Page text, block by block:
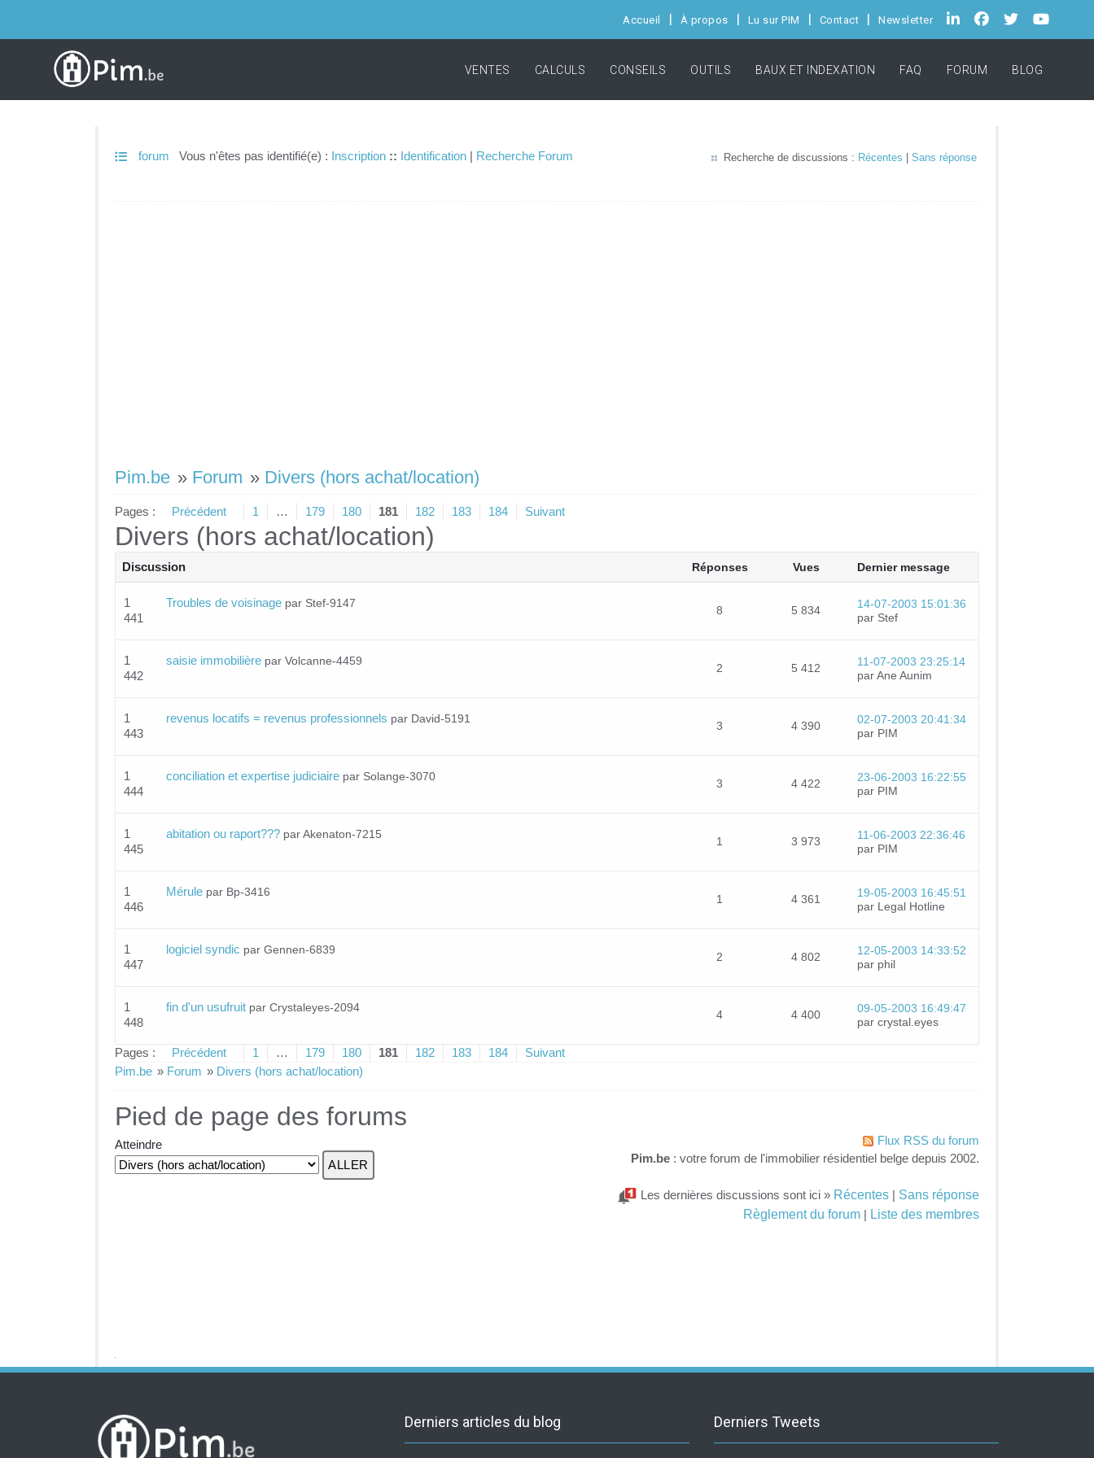
Accueil À propos Lu sur PIM Contact Newsletter
VENTES CALCULS CONSEILS OUTILS BAUX ET INDEXATION FAQ FORUM BLOG
forum Vous n'êtes pas identifié(e) : Inscription :: Identification | Recherche Forum Recherche de discussions : Récentes Sans réponse
Pim.be » Forum » Divers (hors achat/location)
Pages : Précédent 1 … 179 180 181 182 183 184 Suivant
Divers (hors achat/location)
Discussion Réponses Vues Dernier message
1
441
Troubles de voisinage par Stef-9147
8 5 834
14-07-2003 15:01:36
par Stef
1
442
saisie immobilière par Volcanne-4459
2 5 412
11-07-2003 23:25:14
par Ane Aunim
1
443
revenus locatifs = revenus professionnels par David-5191
3 4 390
02-07-2003 20:41:34
par PIM
1
444
conciliation et expertise judiciaire par Solange-3070
3 4 422
23-06-2003 16:22:55
par PIM
1
445
abitation ou raport??? par Akenaton-7215
1 3 973
11-06-2003 22:36:46
par PIM
1
446
Mérule par Bp-3416
1 4 361
19-05-2003 16:45:51
par Legal Hotline
1
447
logiciel syndic par Gennen-6839
2 4 802
12-05-2003 14:33:52
par phil
1
448
fin d'un usufruit par Crystaleyes-2094
4 4 400
09-05-2003 16:49:47
par crystal.eyes
Pages : Précédent 1 … 179 180 181 182 183 184
Suivant
Pim.be » Forum » Divers (hors achat/location)
Pied de page des forums
Atteindre
Flux RSS du forum
Pim.be : votre forum de l'immobilier résidentiel belge depuis 2002.
Les dernières discussions sont ici » Récentes | Sans réponse
Règlement du forum | Liste des membres
Derniers articles du blog Derniers Tweets